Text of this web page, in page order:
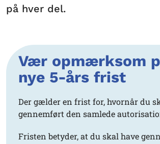
på hver del.
Vær opmærksom
nye 5-års frist
Der gælder en frist for, hvornår du
gennemført den samlede
Fristen betyder, at du skal have